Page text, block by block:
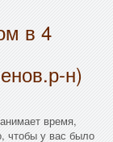
в 4
н)
время,
чтобы у вас было